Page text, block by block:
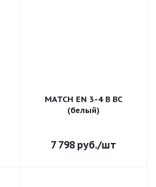
MATCH EN 3-4 B BC
(белый)
7 798руб./шт